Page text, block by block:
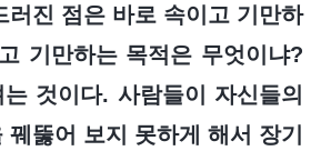
러진 점은 바로 속이고 기만하
기만하는 목적은 무엇이냐?
것이다. 사람들이 자신들의
꿰뚫어 보지 못하게 해서 장기